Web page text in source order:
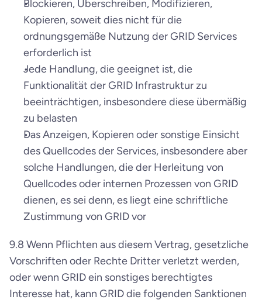
Blockieren, Überschreiben, Modifizieren,
Kopieren, soweit dies nicht für die
ordnungsgemäße Nutzung der GRID Services
erforderlich ist
Jede Handlung, die geeignet ist, die
Funktionalität der GRID Infrastruktur zu
beeinträchtigen, insbesondere diese übermäßig
zu belasten
Das Anzeigen, Kopieren oder sonstige Einsicht
des Quellcodes der Services, insbesondere aber
solche Handlungen, die der Herleitung von
Quellcodes oder internen Prozessen von GRID
dienen, es sei denn, es liegt eine schriftliche
Zustimmung von GRID vor
9.8 Wenn Pflichten aus diesem Vertrag, gesetzliche
Vorschriften oder Rechte Dritter verletzt werden,
oder wenn GRID ein sonstiges berechtigtes
Interesse hat, kann GRID die folgenden Sanktionen